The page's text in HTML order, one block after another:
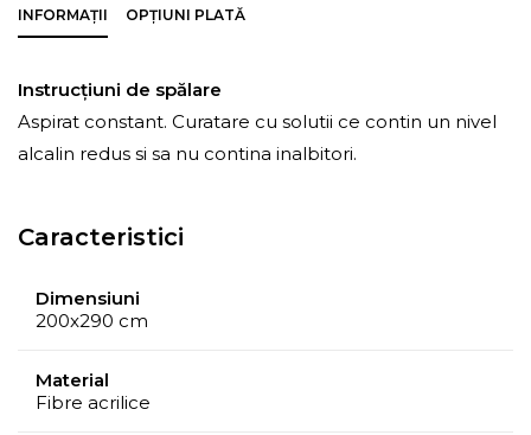
INFORMAȚII OPȚIUNI PLATĂ
Instrucțiuni de spălare
Aspirat constant. Curatare cu solutii ce contin un nivel
alcalin redus si sa nu contina inalbitori.
Caracteristici
Dimensiuni
200x290 cm
Material
Fibre acrilice